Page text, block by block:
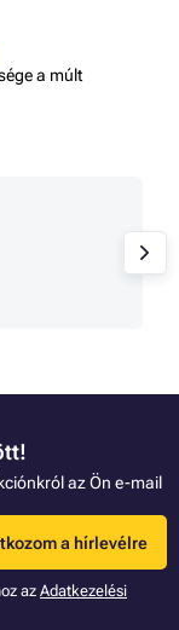
a múlt
az Ön e-mail
a hírlevélre
az Adatkezelési